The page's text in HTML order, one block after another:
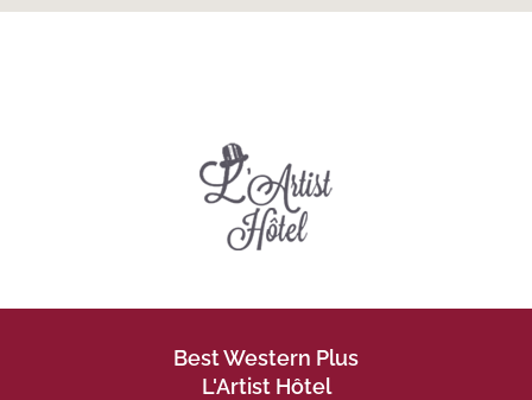
Best Western Plus
L'Artist Hôtel